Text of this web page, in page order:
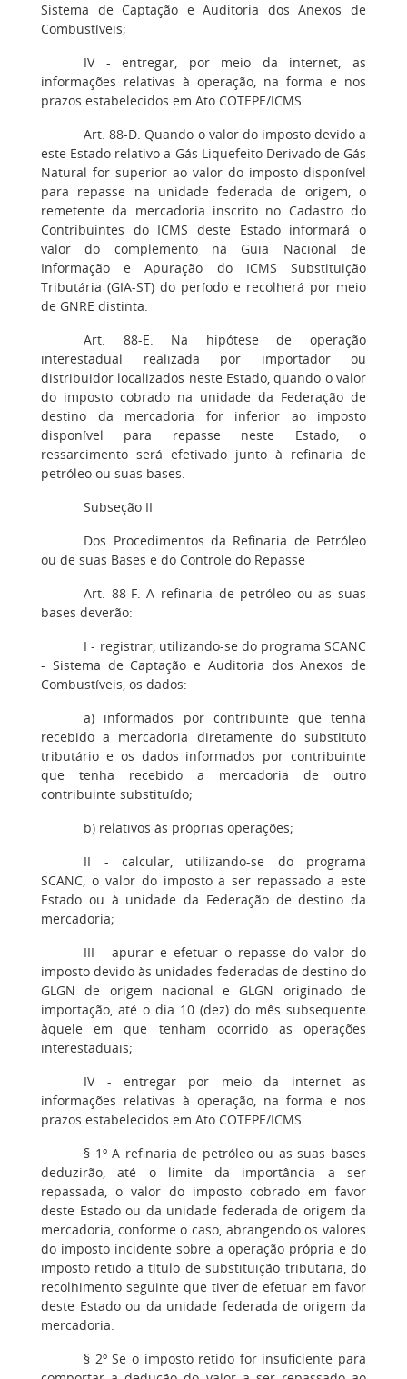
Sistema de Captação e Auditoria dos Anexos de
Combustíveis;
IV - entregar, por meio da internet, as
informações relativas à operação, na forma e nos
prazos estabelecidos em Ato COTEPE/ICMS.
Art. 88-D. Quando o valor do imposto devido a
este Estado relativo a Gás Liquefeito Derivado de Gás
Natural for superior ao valor do imposto disponível
para repasse na unidade federada de origem, o
remetente da mercadoria inscrito no Cadastro do
Contribuintes do ICMS deste Estado informará o
valor do complemento na Guia Nacional de
Informação e Apuração do ICMS Substituição
Tributária (GIA-ST) do período e recolherá por meio
de GNRE distinta.
Art. 88-E. Na hipótese de operação
interestadual realizada por importador ou
distribuidor localizados neste Estado, quando o valor
do imposto cobrado na unidade da Federação de
destino da mercadoria for inferior ao imposto
disponível para repasse neste Estado, o
ressarcimento será efetivado junto à refinaria de
petróleo ou suas bases.
Subseção II
Dos Procedimentos da Refinaria de Petróleo
ou de suas Bases e do Controle do Repasse
Art. 88-F. A refinaria de petróleo ou as suas
bases deverão:
I - registrar, utilizando-se do programa SCANC
- Sistema de Captação e Auditoria dos Anexos de
Combustíveis, os dados:
a) informados por contribuinte que tenha
recebido a mercadoria diretamente do substituto
tributário e os dados informados por contribuinte
que tenha recebido a mercadoria de outro
contribuinte substituído;
b) relativos às próprias operações;
II - calcular, utilizando-se do programa
SCANC, o valor do imposto a ser repassado a este
Estado ou à unidade da Federação de destino da
mercadoria;
III - apurar e efetuar o repasse do valor do
imposto devido às unidades federadas de destino do
GLGN de origem nacional e GLGN originado de
importação, até o dia 10 (dez) do mês subsequente
àquele em que tenham ocorrido as operações
interestaduais;
IV - entregar por meio da internet as
informações relativas à operação, na forma e nos
prazos estabelecidos em Ato COTEPE/ICMS.
§ 1º A refinaria de petróleo ou as suas bases
deduzirão, até o limite da importância a ser
repassada, o valor do imposto cobrado em favor
deste Estado ou da unidade federada de origem da
mercadoria, conforme o caso, abrangendo os valores
do imposto incidente sobre a operação própria e do
imposto retido a título de substituição tributária, do
recolhimento seguinte que tiver de efetuar em favor
deste Estado ou da unidade federada de origem da
mercadoria.
§ 2º Se o imposto retido for insuficiente para